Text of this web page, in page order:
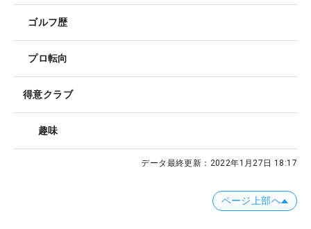
ゴルフ歴
プロ転向
得意クラブ
趣味
データ最終更新： 2022年1月27日 18:17
ページ上部へ